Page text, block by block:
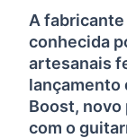
A
conhecida
artesanais
lançamento
Boost,
com o